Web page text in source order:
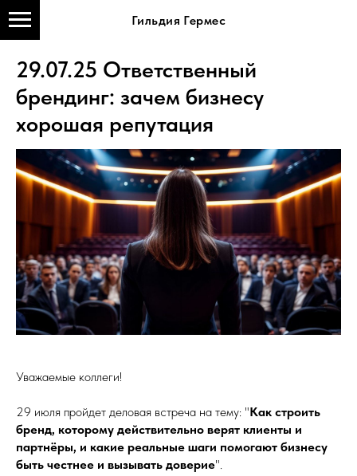
Гильдия Гермес
29.07.25 Ответственный
брендинг: зачем бизнесу
хорошая репутация
Уважаемые коллеги!
29 июля пройдет деловая встреча на тему: "Как строить
бренд, которому действительно верят клиенты и
партнёры, и какие реальные шаги помогают бизнесу
быть честнее и вызывать доверие".